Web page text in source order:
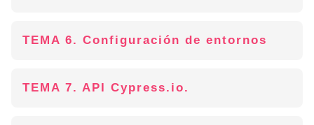
TEMA 6. Configuración de entornos
TEMA 7. API Cypress.io.